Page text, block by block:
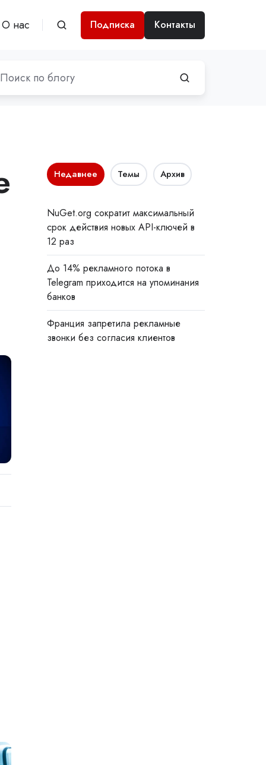
О нас Подписка Контакты
Недавнее Темы Архив
NuGet.org сократит максимальный
срок действия новых API-ключей в
12 раз
До 14% рекламного потока в
Telegram приходится на упоминания
банков
Франция запретила рекламные
звонки без согласия клиентов